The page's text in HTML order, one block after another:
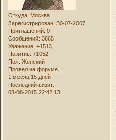
Откуда: Москва
Зарегистрирован: 30-07-2007
Приглашений: 0
Сообщений: 3665
Уважение: +1513
Позитив: +1052
Пол: Женский
Провел на форуме:
1 месяц 15 дней
Последний визит:
08-08-2015 22:42:13